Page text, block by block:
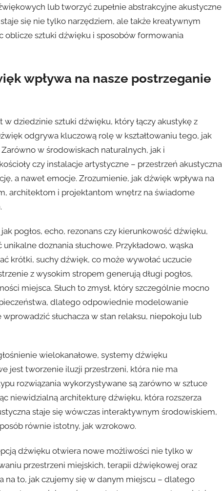
lub tworzyć zupełnie abstrakcyjne akustyczne
się nie tylko narzędziem, ale także kreatywnym
sztuki dźwięku i sposobów formowania
wpływa na nasze postrzeganie
dziedzinie sztuki dźwięku, który łączy akustykę z
odgrywa kluczową rolę w kształtowaniu tego, jak
w środowiskach naturalnych, jak i
czy instalacje artystyczne – przestrzeń akustyczna
a nawet emocje. Zrozumienie, jak dźwięk wpływa na
architektom i projektantom wnętrz na świadome
pogłos, echo, rezonans czy kierunkowość dźwięku,
doznania słuchowe. Przykładowo, wąska
krótki, suchy dźwięk, co może wywołać uczucie
z wysokim stropem generują długi pogłos,
miejsca. Słuch to zmysł, który szczególnie mocno
dlatego odpowiednie modelowanie
słuchacza w stan relaksu, niepokoju lub
wielokanałowe, systemy dźwięku
jest tworzenie iluzji przestrzeni, która nie ma
rozwiązania wykorzystywane są zarówno w sztuce
niewidzialną architekturę dźwięku, która rozszerza
staje się wówczas interaktywnym środowiskiem,
równie istotny, jak wzrokowo.
dźwięku otwiera nowe możliwości nie tylko w
przestrzeni miejskich, terapii dźwiękowej oraz
na to, jak czujemy się w danym miejscu – dlatego